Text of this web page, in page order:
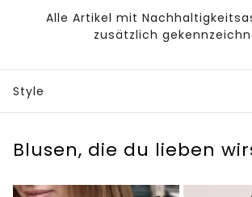
Alle Artikel mit
zusätzlich
Style
Blusen, die du lieben